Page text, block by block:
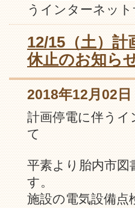
うインターネッ
12/15（土）
休止のお知ら
2018年12月02日
計画停電に伴う
て
平素より胎内市
す。
施設の電気設備